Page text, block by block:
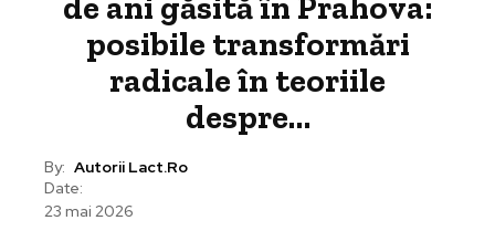
de ani găsită în Prahova:
posibile transformări
radicale în teoriile
despre…
By: Autorii Lact.ro
Date:
23 mai 2026